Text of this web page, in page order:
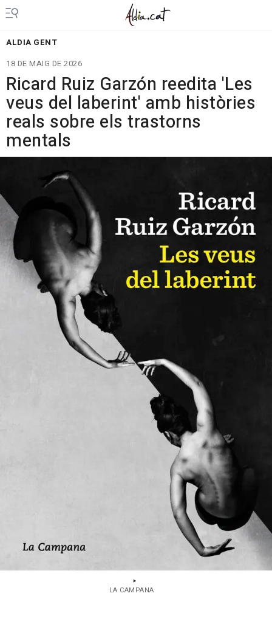
ALDIA GENT
18 DE MAIG DE 2026
Ricard Ruiz Garzón reedita 'Les
veus del laberint' amb històries
reals sobre els trastorns
mentals
LA CAMPANA